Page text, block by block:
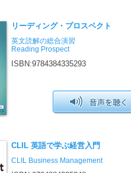
リーディング・プロスペクト
英文読解の総合演習
Reading Prospect
ISBN:9784384335293
CLIL 英語で学ぶ経営入門
CLIL Business Management